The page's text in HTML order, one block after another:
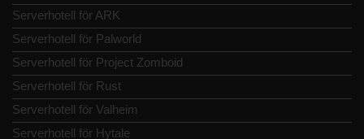
Serverhotell för ARK
Serverhotell för Palworld
Serverhotell för Project Zomboid
Serverhotell för Rust
Serverhotell för Valheim
Serverhotell för Hytale